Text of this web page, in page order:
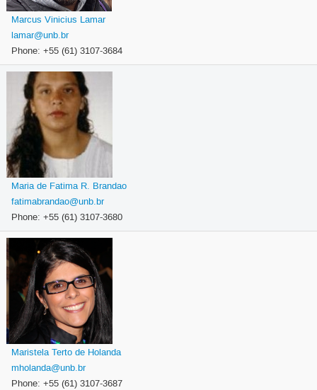
Marcus Vinicius Lamar
lamar@unb.br
Phone: +55 (61) 3107-3684
Maria de Fatima R. Brandao
fatimabrandao@unb.br
Phone: +55 (61) 3107-3680
Maristela Terto de Holanda
mholanda@unb.br
Phone: +55 (61) 3107-3687